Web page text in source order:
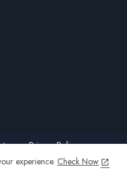
us
Privacy Policy
Copyright ©
experience. Check Now